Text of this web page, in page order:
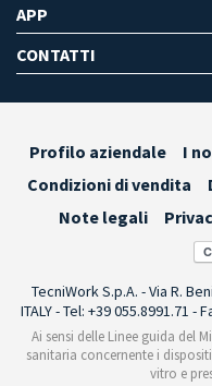
APP
CONTATTI
Profilo aziendale I
Condizioni di vendita
Note legali
TecniWork S.p.A. - Via R.
ITALY - Tel: +39 055.8991.71 -
Ai sensi delle Linee guida del
sanitaria concernente i
vitro e